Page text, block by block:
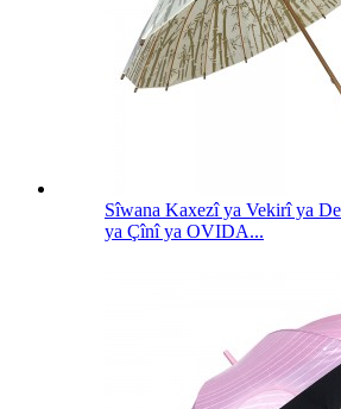
Sîwana Kaxezî ya Vekirî ya
ya Çînî ya OVIDA...